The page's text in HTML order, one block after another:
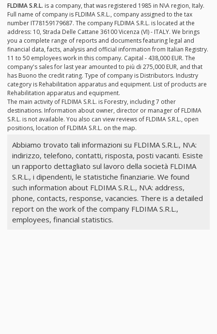
FLDIMA S.R.L. is a company, that was registered 1985 in N\A region, Italy.
Full name of company is FLDIMA S.R.L., company assigned to the tax
number IT78159179687. The company FLDIMA S.R.L. is located at the
address: 10, Strada Delle Cattane 36100 Vicenza (VI) - ITALY. We brings
you a complete range of reports and documents featuring legal and
financial data, facts, analysis and official information from Italian Registry.
11 to 50 employees work in this company. Capital - 438,000 EUR. The
company's sales for last year amounted to più di 275,000 EUR, and that
has Buono the credit rating. Type of company is Distributors. Industry
category is Rehabilitation apparatus and equipment. List of products are
Rehabilitation apparatus and equipment.
The main activity of FLDIMA S.R.L. is Forestry, including 7 other
destinations. Information about owner, director or manager of FLDIMA
S.R.L. is not available. You also can view reviews of FLDIMA S.R.L., open
positions, location of FLDIMA S.R.L. on the map.
Abbiamo trovato tali informazioni su FLDIMA S.R.L., N\A:
indirizzo, telefono, contatti, risposta, posti vacanti. Esiste
un rapporto dettagliato sul lavoro della società FLDIMA
S.R.L., i dipendenti, le statistiche finanziarie. We found
such information about FLDIMA S.R.L., N\A: address,
phone, contacts, response, vacancies. There is a detailed
report on the work of the company FLDIMA S.R.L.,
employees, financial statistics.